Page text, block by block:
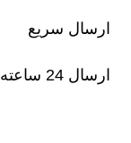
ارسال سریع
ارسال 24 ساعته در تهران